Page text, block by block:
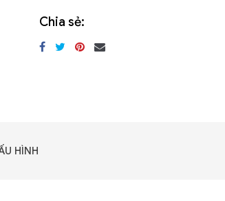
Chia sẻ:
HÌNH